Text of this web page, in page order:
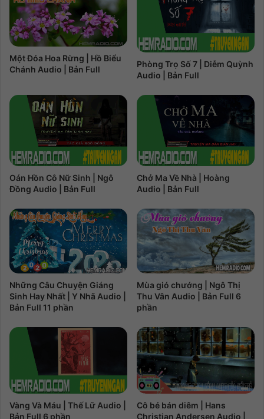
Một Đóa Hoa Rừng | Hồ Biểu
Chánh Audio | Bản Full
Phòng Trọ Số 7 | Diễm Quỳnh
Audio | Bản Full
Oán Hồn Cô Nữ Sinh | Ngô
Đồng Audio | Bản Full
Chở Ma Về Nhà | Hoàng
Audio | Bản Full
Những Câu Chuyện Giáng
Sinh Hay Nhất | Y Nhã Audio |
Bản Full 11 phần
Mùa gió chướng | Ngô Thị
Thu Vân Audio | Bản Full 6
phần
Vàng Và Máu | Thế Lữ Audio |
Bản Full 6 phần
Cô bé bán diêm | Hans
Christian Andersen Audio |